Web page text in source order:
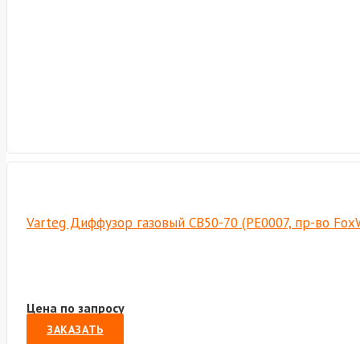
Varteg Диффузор газовый СВ50-70 (РЕ0007, пр-во
Цена по запросу
ЗАКАЗАТЬ